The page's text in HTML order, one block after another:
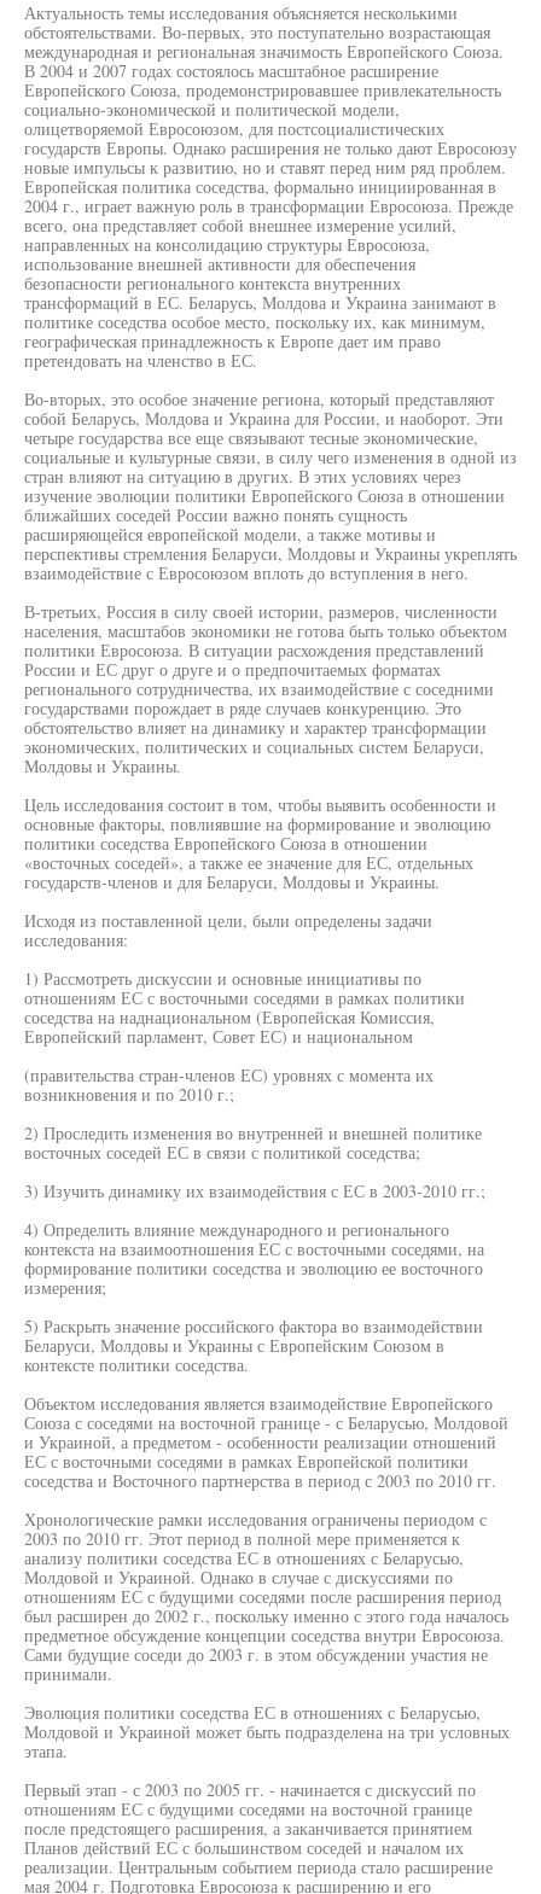
Актуальность темы исследования объясняется несколькими
обстоятельствами. Во-первых, это поступательно возрастающая
международная и региональная значимость Европейского Союза.
В 2004 и 2007 годах состоялось масштабное расширение
Европейского Союза, продемонстрировавшее привлекательность
социально-экономической и политической модели,
олицетворяемой Евросоюзом, для постсоциалистических
государств Европы. Однако расширения не только дают Евросоюзу
новые импульсы к развитию, но и ставят перед ним ряд проблем.
Европейская политика соседства, формально инициированная в
2004 г., играет важную роль в трансформации Евросоюза. Прежде
всего, она представляет собой внешнее измерение усилий,
направленных на консолидацию структуры Евросоюза,
использование внешней активности для обеспечения
безопасности регионального контекста внутренних
трансформаций в ЕС. Беларусь, Молдова и Украина занимают в
политике соседства особое место, поскольку их, как минимум,
географическая принадлежность к Европе дает им право
претендовать на членство в ЕС.
Во-вторых, это особое значение региона, который представляют
собой Беларусь, Молдова и Украина для России, и наоборот. Эти
четыре государства все еще связывают тесные экономические,
социальные и культурные связи, в силу чего изменения в одной из
стран влияют на ситуацию в других. В этих условиях через
изучение эволюции политики Европейского Союза в отношении
ближайших соседей России важно понять сущность
расширяющейся европейской модели, а также мотивы и
перспективы стремления Беларуси, Молдовы и Украины укреплять
взаимодействие с Евросоюзом вплоть до вступления в него.
В-третьих, Россия в силу своей истории, размеров, численности
населения, масштабов экономики не готова быть только объектом
политики Евросоюза. В ситуации расхождения представлений
России и ЕС друг о друге и о предпочитаемых форматах
регионального сотрудничества, их взаимодействие с соседними
государствами порождает в ряде случаев конкуренцию. Это
обстоятельство влияет на динамику и характер трансформации
экономических, политических и социальных систем Беларуси,
Молдовы и Украины.
Цель исследования состоит в том, чтобы выявить особенности и
основные факторы, повлиявшие на формирование и эволюцию
политики соседства Европейского Союза в отношении
«восточных соседей», а также ее значение для ЕС, отдельных
государств-членов и для Беларуси, Молдовы и Украины.
Исходя из поставленной цели, были определены задачи
исследования:
1) Рассмотреть дискуссии и основные инициативы по
отношениям ЕС с восточными соседями в рамках политики
соседства на наднациональном (Европейская Комиссия,
Европейский парламент, Совет ЕС) и национальном
(правительства стран-членов ЕС) уровнях с момента их
возникновения и по 2010 г.;
2) Проследить изменения во внутренней и внешней политике
восточных соседей ЕС в связи с политикой соседства;
3) Изучить динамику их взаимодействия с ЕС в 2003-2010 гг.;
4) Определить влияние международного и регионального
контекста на взаимоотношения ЕС с восточными соседями, на
формирование политики соседства и эволюцию ее восточного
измерения;
5) Раскрыть значение российского фактора во взаимодействии
Беларуси, Молдовы и Украины с Европейским Союзом в
контексте политики соседства.
Объектом исследования является взаимодействие Европейского
Союза с соседями на восточной границе - с Беларусью, Молдовой
и Украиной, а предметом - особенности реализации отношений
ЕС с восточными соседями в рамках Европейской политики
соседства и Восточного партнерства в период с 2003 по 2010 гг.
Хронологические рамки исследования ограничены периодом с
2003 по 2010 гг. Этот период в полной мере применяется к
анализу политики соседства ЕС в отношениях с Беларусью,
Молдовой и Украиной. Однако в случае с дискуссиями по
отношениям ЕС с будущими соседями после расширения период
был расширен до 2002 г., поскольку именно с этого года началось
предметное обсуждение концепции соседства внутри Евросоюза.
Сами будущие соседи до 2003 г. в этом обсуждении участия не
принимали.
Эволюция политики соседства ЕС в отношениях с Беларусью,
Молдовой и Украиной может быть подразделена на три условных
этапа.
Первый этап - с 2003 по 2005 гг. - начинается с дискуссий по
отношениям ЕС с будущими соседями на восточной границе
после предстоящего расширения, а заканчивается принятием
Планов действий ЕС с большинством соседей и началом их
реализации. Центральным событием периода стало расширение
мая 2004 г. Подготовка Евросоюза к расширению и его